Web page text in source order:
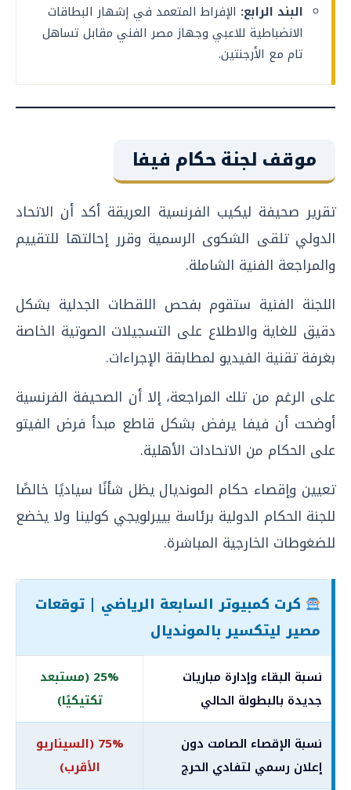
البند الرابع: الإفراط المتعمد في إشهار البطاقات
الانضباطية للاعبي وجهاز مصر الفني مقابل تساهل
تام مع الأرجنتين.
موقف لجنة حكام فيفا
تقرير صحيفة ليكيب الفرنسية العريقة أكد أن الاتحاد
الدولي تلقى الشكوى الرسمية وقرر إحالتها للتقييم
والمراجعة الفنية الشاملة.
اللجنة الفنية ستقوم بفحص اللقطات الجدلية بشكل
دقيق للغاية والاطلاع على التسجيلات الصوتية الخاصة
بغرفة تقنية الفيديو لمطابقة الإجراءات.
على الرغم من تلك المراجعة، إلا أن الصحيفة الفرنسية
أوضحت أن فيفا يرفض بشكل قاطع مبدأ فرض الفيتو
على الحكام من الاتحادات الأهلية.
تعيين وإقصاء حكام المونديال يظل شأنًا سياديًا خالصًا
للجنة الحكام الدولية برئاسة بييرلويجي كولينا ولا يخضع
للضغوطات الخارجية المباشرة.
كرت كمبيوتر السابعة الرياضي | توقعات
مصير ليتكسير بالمونديال
نسبة البقاء وإدارة مباريات
جديدة بالبطولة الحالي
25% (مستبعد
تكتيكيًا)
نسبة الإقصاء الصامت دون
إعلان رسمي لتفادي الحرج
75% (السيناريو
الأقرب)